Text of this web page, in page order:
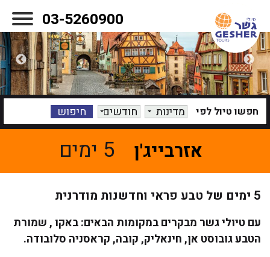
03-5260900
חפשו טיול לפי מדינות חודשים
אזרבייג'ן 5 ימים
5 ימים של טבע פראי וחדשנות מודרנית
עם טיולי גשר מבקרים במקומות הבאים: באקו , שמורת
הטבע גובוסט אן, חינאליק, קובה, קראסניה סלובודה.